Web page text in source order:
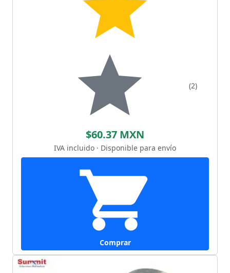
(2)
$60.37 MXN
IVA incluido · Disponible para envío
Comprar